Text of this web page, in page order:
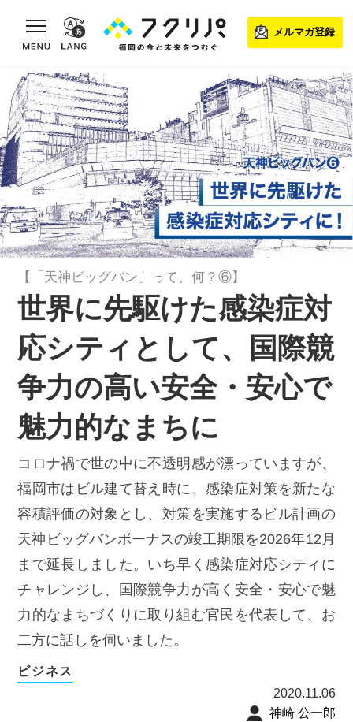
toggle navigation
メルマガ登録
【「天神ビッグバン」って、何？⑥】
世界に先駆けた感染症対
応シティとして、国際競
争力の高い安全・安心で
魅力的なまちに
コロナ禍で世の中に不透明感が漂っていますが、
福岡市はビル建て替え時に、感染症対策を新たな
容積評価の対象とし、対策を実施するビル計画の
天神ビッグバンボーナスの竣工期限を2026年12月
まで延長しました。いち早く感染症対応シティに
チャレンジし、国際競争力が高く安全・安心で魅
力的なまちづくりに取り組む官民を代表して、お
二方に話しを伺いました。
ビジネス
2020.11.06
神崎 公一郎